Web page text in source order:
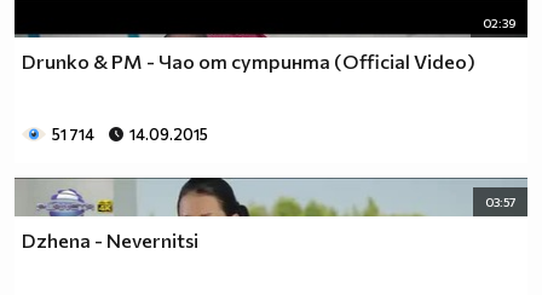
02:39
Drunko & PM - Чао от сутринта (Official Video)
51 714 14.09.2015
03:57
Dzhena - Nevernitsi